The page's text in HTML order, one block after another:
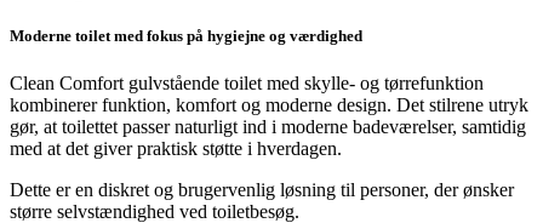
Moderne toilet med fokus på hygiejne og værdighed
Clean Comfort gulvstående toilet med skylle- og tørrefunktion
kombinerer funktion, komfort og moderne design. Det stilrene utryk
gør, at toilettet passer naturligt ind i moderne badeværelser, samtidig
med at det giver praktisk støtte i hverdagen.
Dette er en diskret og brugervenlig løsning til personer, der ønsker
større selvstændighed ved toiletbesøg.